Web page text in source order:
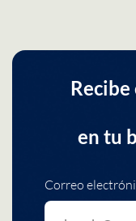
Recibe
en tu
Correo